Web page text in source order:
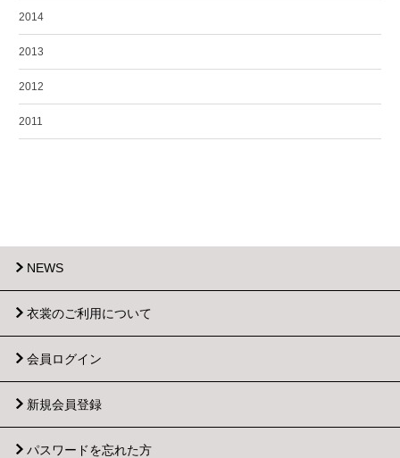
2014
2013
2012
2011
NEWS
衣裳のご利用について
会員ログイン
新規会員登録
パスワードを忘れた方